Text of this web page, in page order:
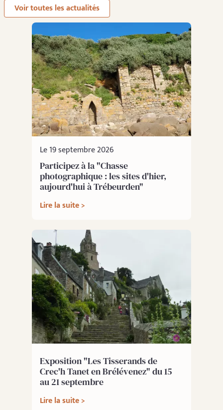
Voir toutes les actualités
Le 19 septembre 2026
Participez à la "Chasse
photographique : les sites d'hier,
aujourd'hui à Trébeurden"
Lire la suite >
Exposition "Les Tisserands de
Crec'h Tanet en Brélévenez" du 15
au 21 septembre
Lire la suite >